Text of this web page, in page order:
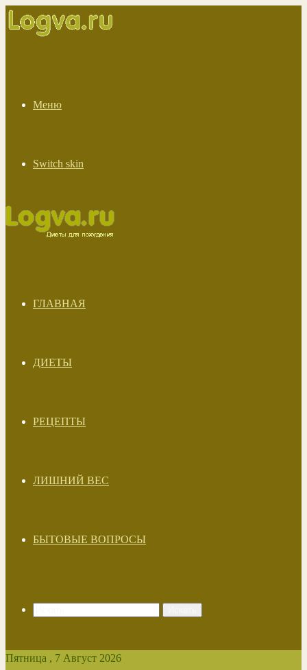
Меню
Switch skin
ГЛАВНАЯ
ДИЕТЫ
РЕЦЕПТЫ
ЛИШНИЙ ВЕС
БЫТОВЫЕ ВОПРОСЫ
Пятница , 7 Август 2026